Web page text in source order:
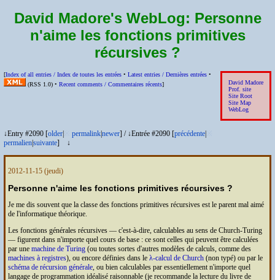
David Madore's WebLog: Personne
n'aime les fonctions primitives
récursives ?
David Madore
Prof. site
Site Root
Site Map
WebLog
[Index of all entries / Index de toutes les entrées • Latest entries / Dernières entrées •
(RSS 1.0) • Recent comments / Commentaires récents]
↓Entry #2090 [older permalinknewer] / ↓Entrée #2090 [précédente
permaliensuivante] ↓
2012-11-15(jeudi)
Personne n'aime les fonctions primitives récursives ?
Je me dis souvent que la classe des fonctions primitives récursives est le parent mal aimé
de l'informatique théorique.
Les fonctions générales récursives — c'est-à-dire, calculables au sens de Church-Turing
— figurent dans n'importe quel cours de base : ce sont celles qui peuvent être calculées
par une machine de Turing(ou toutes sortes d'autres modèles de calculs, comme des
machines à registres), ou encore définies dans le λ-calcul de Church(non typé) ou par le
schéma de récursion générale, ou bien calculables par essentiellement n'importe quel
langage de programmation idéalisé raisonnable (je recommande la lecture du livre de